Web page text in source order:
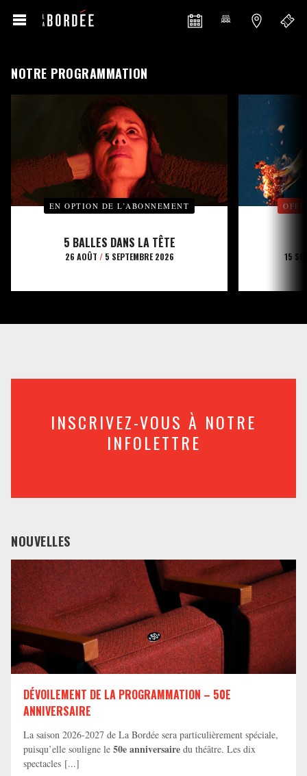
NOTRE PROGRAMMATION
EN OPTION DE L’ABONNEMENT
5 BALLES DANS LA TÊTE
26 AOÛT /5 SEPTEMBRE 2026 15
INSCRIVEZ-VOUS À NOTRE
INFOLETTRE
NOUVELLES
DÉVOILEMENT DE LA PROGRAMMATION – 50E
ANNIVERSAIRE
La saison 2026-2027 de La Bordée sera particulièrement spéciale,
puisqu’elle souligne le 50e anniversaire du théâtre. Les dix
spectacles [...]